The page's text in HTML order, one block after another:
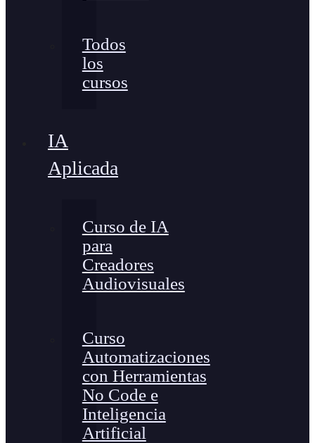
Todos
los
cursos
IA
Aplicada
Curso de IA
para
Creadores
Audiovisuales
Curso
Automatizaciones
con Herramientas
No Code e
Inteligencia
Artificial